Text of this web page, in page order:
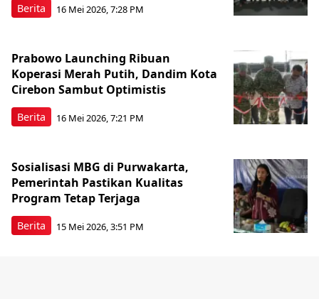
Berita 16 Mei 2026, 7:28 PM
Berita
Prabowo Launching Ribuan
Koperasi Merah Putih, Dandim Kota
Cirebon Sambut Optimistis
16 Mei 2026, 7:21 PM
Berita
Sosialisasi MBG di Purwakarta,
Pemerintah Pastikan Kualitas
Program Tetap Terjaga
15 Mei 2026, 3:51 PM